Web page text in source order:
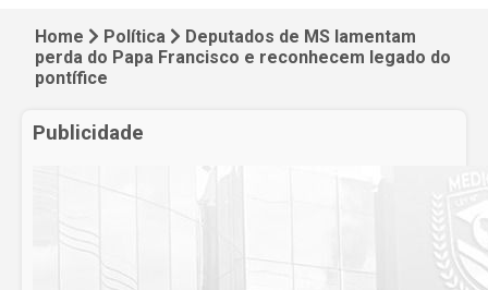
Home Política
Deputados de MS lamentam
perda do Papa Francisco e reconhecem legado do
pontífice
Publicidade